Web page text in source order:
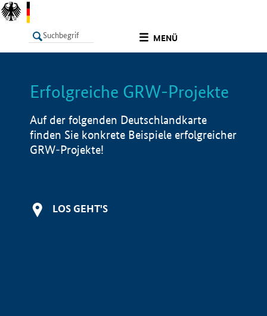
MENÜ
LISTE Info
Erfolgreiche GRW-Projekte
Auf der folgenden Deutschlandkarte
finden Sie konkrete Beispiele erfolgreicher
GRW-Projekte!
LOS GEHT'S